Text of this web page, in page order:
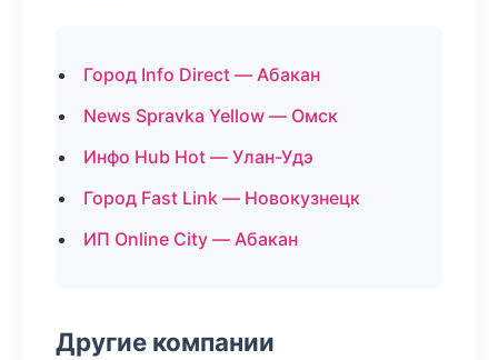
Город Info Direct — Абакан
News Spravka Yellow — Омск
Инфо Hub Hot — Улан-Удэ
Город Fast Link — Новокузнецк
ИП Online City — Абакан
Другие компании